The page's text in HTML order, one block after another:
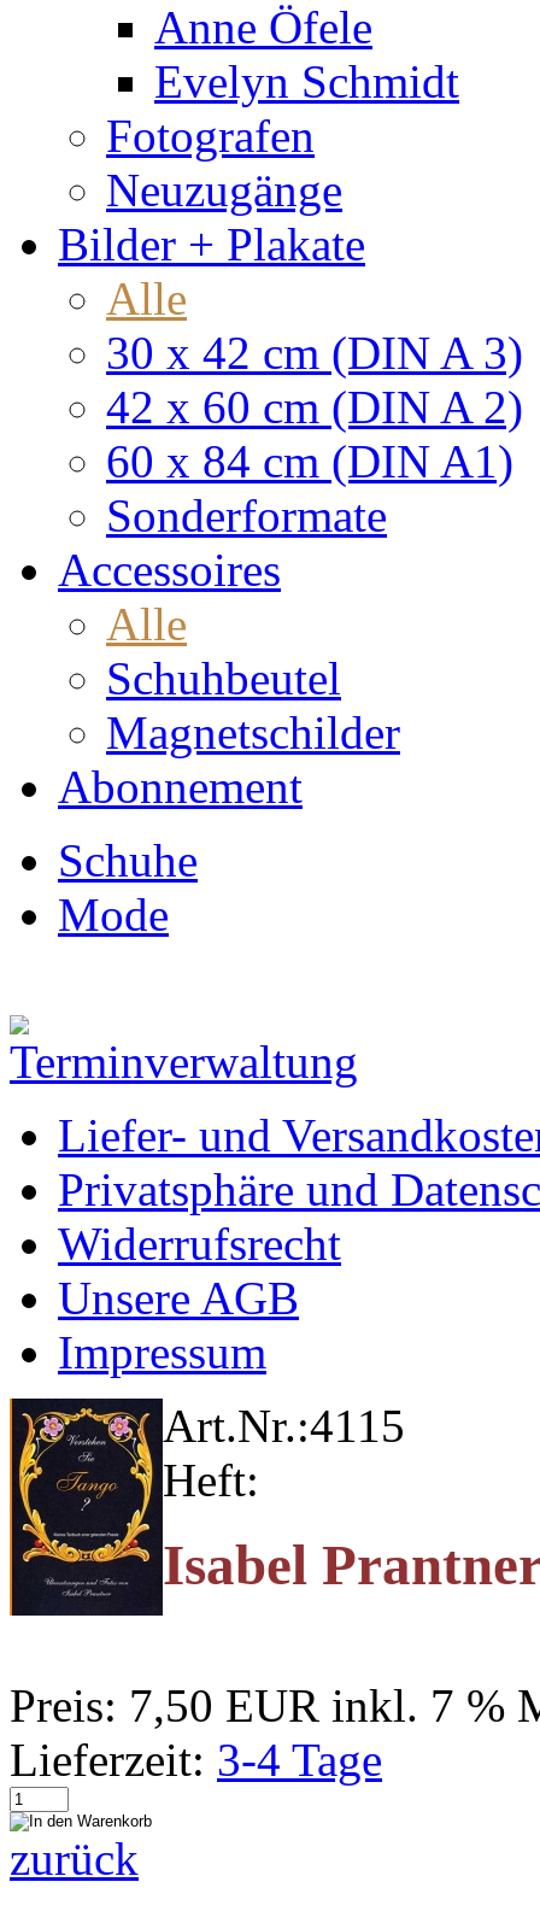
Anne Öfele
Evelyn Schmidt
Fotografen
Neuzugänge
Bilder + Plakate
Alle
30 x 42 cm (DIN A 3)
42 x 60 cm (DIN A 2)
60 x 84 cm (DIN A1)
Sonderformate
Accessoires
Alle
Schuhbeutel
Magnetschilder
Abonnement
Schuhe
Mode
Liefer- und
Privatsphäre und
Widerrufsrecht
Unsere AGB
Impressum
Art.Nr.:4115
Heft:
Isabel
Preis: 7,50 EUR inkl. 7 %
Lieferzeit: 3-4 Tage
zurück